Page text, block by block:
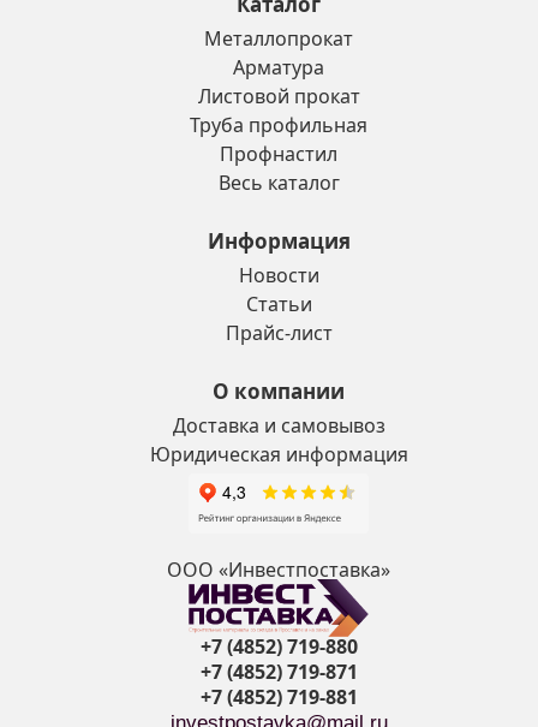
Металлопрокат
Арматура
Листовой прокат
Труба профильная
Профнастил
Весь каталог
Информация
Новости
Статьи
Прайс-лист
О компании
Доставка и самовывоз
Юридическая информация
ООО «Инвестпоставка»
+7 (4852) 719-880
+7 (4852) 719-871
+7 (4852) 719-881
investpostavka@mail.ru